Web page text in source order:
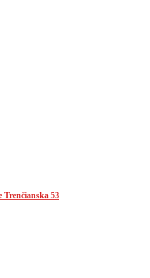
Trenčianska 53